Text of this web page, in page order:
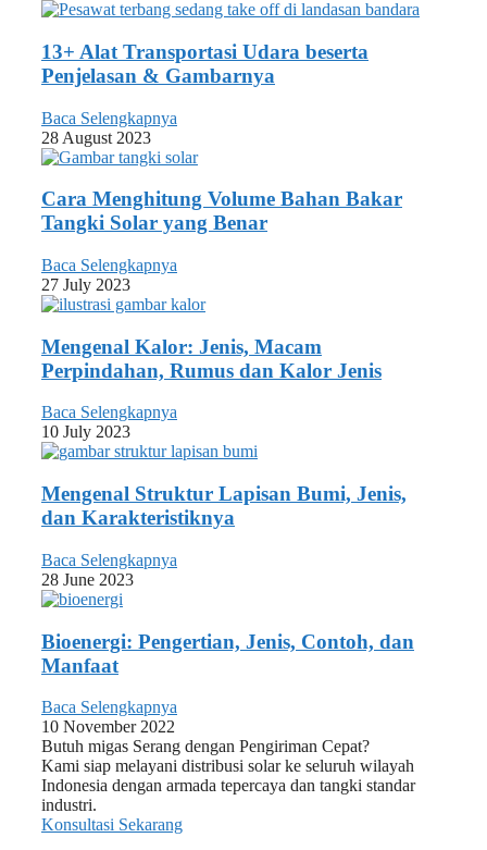
13+ Alat Transportasi Udara beserta
Penjelasan & Gambarnya
Baca Selengkapnya
28 August 2023
Cara Menghitung Volume Bahan Bakar
Tangki Solar yang Benar
Baca Selengkapnya
27 July 2023
Mengenal Kalor: Jenis, Macam
Perpindahan, Rumus dan Kalor Jenis
Baca Selengkapnya
10 July 2023
Mengenal Struktur Lapisan Bumi, Jenis,
dan Karakteristiknya
Baca Selengkapnya
28 June 2023
Bioenergi: Pengertian, Jenis, Contoh, dan
Manfaat
Baca Selengkapnya
10 November 2022
Butuh migas Serang dengan Pengiriman Cepat?
Kami siap melayani distribusi solar ke seluruh wilayah
Indonesia dengan armada tepercaya dan tangki standar
industri.
Konsultasi Sekarang